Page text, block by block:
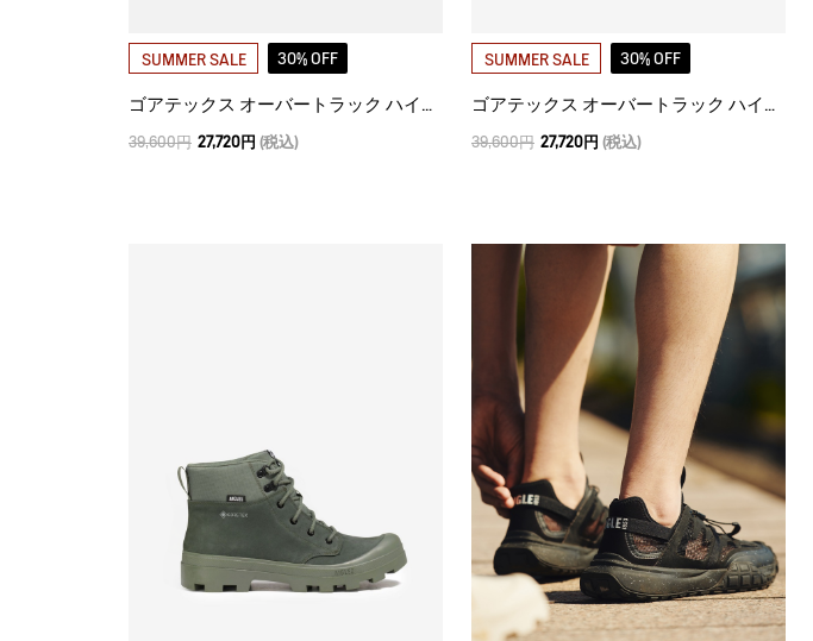
SUMMER SALE 30% OFF
ゴアテックス オーバートラック ハイキングシューズ
39,600円 27,720円 (税込)
SUMMER SALE 30% OFF
ゴアテックス オーバートラック ハイキングシューズ
39,600円 27,720円 (税込)